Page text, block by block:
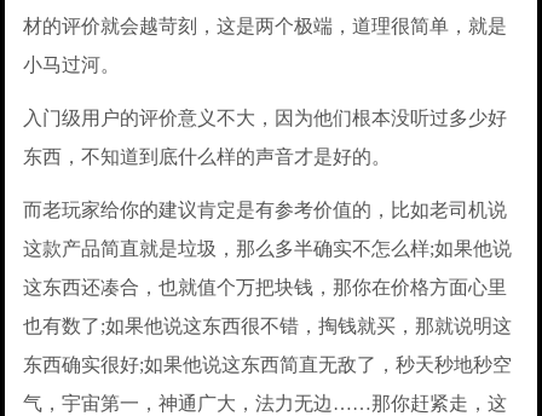
材的评价就会越苛刻，这是两个极端，道理很简单，就是
小马过河。
入门级用户的评价意义不大，因为他们根本没听过多少好
东西，不知道到底什么样的声音才是好的。
而老玩家给你的建议肯定是有参考价值的，比如老司机说
这款产品简直就是垃圾，那么多半确实不怎么样;如果他说
这东西还凑合，也就值个万把块钱，那你在价格方面心里
也有数了;如果他说这东西很不错，掏钱就买，那就说明这
东西确实很好;如果他说这东西简直无敌了，秒天秒地秒空
气，宇宙第一，神通广大，法力无边……那你赶紧走，这